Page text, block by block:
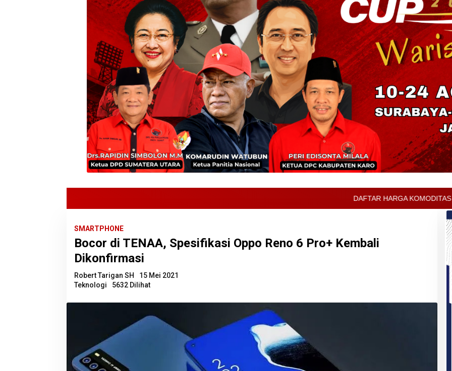
DAFTAR HARGA KOMODITAS PERTANIAN
SMARTPHONE
Bocor di TENAA, Spesifikasi Oppo Reno 6 Pro+ Kembali
Dikonfirmasi
Robert Tarigan SH
15 Mei 2021
Teknologi
5632 Dilihat